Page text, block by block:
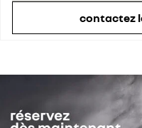
contactez